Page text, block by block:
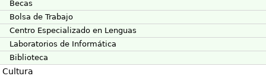
Becas
Bolsa de Trabajo
Centro Especializado en Lenguas
Laboratorios de Informática
Biblioteca
Cultura